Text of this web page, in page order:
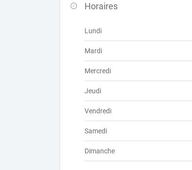
Horaires
Lundi
Mardi
Mercredi
Jeudi
Vendredi
Samedi
Dimanche